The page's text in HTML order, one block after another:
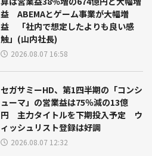
益 ABEMAとゲーム事業が大幅増
益 「社内で想定したよりも良い感
触」(山内社長)
2026.08.07 16:58
セガサミーHD、第1四半期の「コンシ
ューマ」の営業益は75％減の13億
円 主力タイトルを下期投入予定 ウ
ィッシュリスト登録は好調
2026.08.07 12:32